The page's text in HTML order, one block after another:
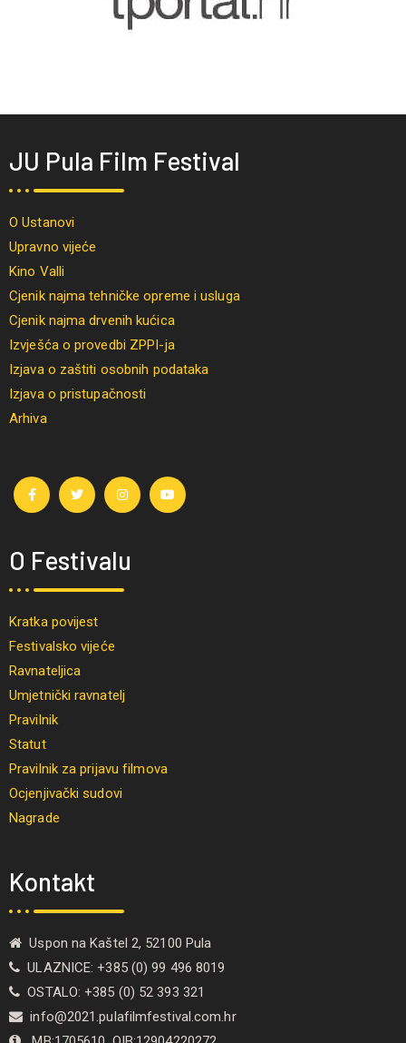
JU Pula Film Festival
O Ustanovi
Upravno vijeće
Kino Valli
Cjenik najma tehničke opreme i usluga
Cjenik najma drvenih kućica
Izvješća o provedbi ZPPI-ja
Izjava o zaštiti osobnih podataka
Izjava o pristupačnosti
Arhiva
O Festivalu
Kratka povijest
Festivalsko vijeće
Ravnateljica
Umjetnički ravnatelj
Pravilnik
Statut
Pravilnik za prijavu filmova
Ocjenjivački sudovi
Nagrade
Kontakt
Uspon na Kaštel 2, 52100 Pula
ULAZNICE: +385 (0) 99 496 8019
OSTALO: +385 (0) 52 393 321
info@2021.pulafilmfestival.com.hr